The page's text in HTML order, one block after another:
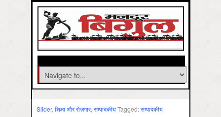
Slider, शिक्षा और रोज़गार, सम्‍पादकीयTagged:सम्पादकीय